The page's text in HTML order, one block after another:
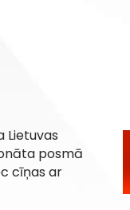
Lietuvas
posmā
cīņas ar